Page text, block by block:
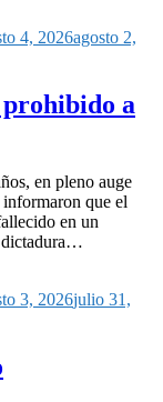
4, 2026agosto 2,
a
en pleno auge
que el
en un
dictadura…
3, 2026julio 31,